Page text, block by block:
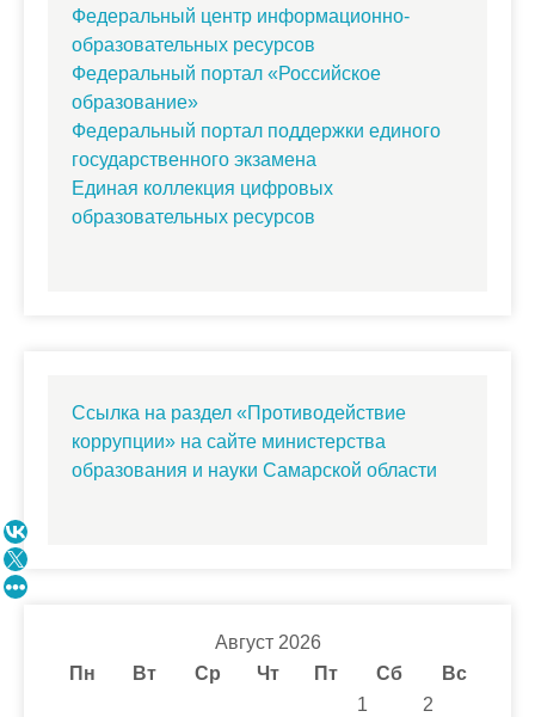
Федеральный центр информационно-
образовательных ресурсов
Федеральный портал «Российское
образование»
Федеральный портал поддержки единого
государственного экзамена
Единая коллекция цифровых
образовательных ресурсов
Ссылка на раздел «Противодействие
коррупции» на сайте министерства
образования и науки Самарской области
Август 2026
Пн
Вт Ср Чт Пт Сб
Вс
1
2